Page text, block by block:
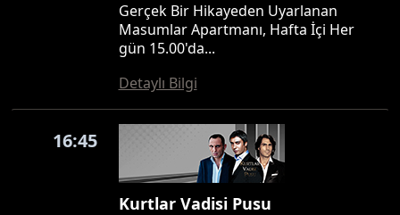
Gerçek Bir Hikayeden Uyarlanan
Masumlar Apartmanı, Hafta İçi Her
gün 15.00'da...
Detaylı Bilgi
16:45
Kurtlar Vadisi Pusu